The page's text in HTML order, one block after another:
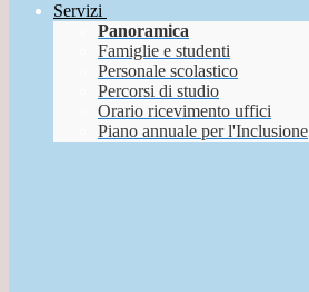
Servizi
Panoramica
Famiglie e studenti
Personale scolastico
Percorsi di studio
Orario ricevimento uffici
Piano annuale per l'Inclusione